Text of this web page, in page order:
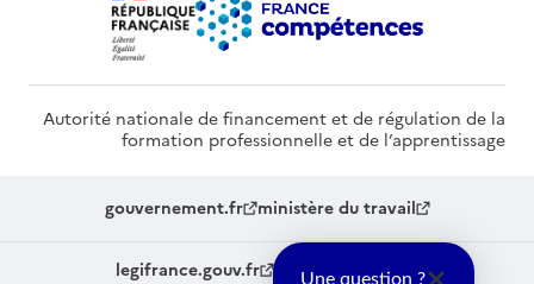
Autorité nationale de financement et de régulation de la
formation professionnelle et de l’apprentissage
gouvernement.fr ministère du travail
legifrance.gouv.fr service-public.fr
Une question ?